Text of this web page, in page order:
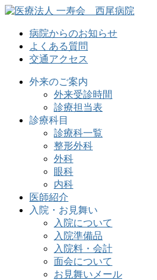
病院からのお知らせ
よくある質問
交通アクセス
外来のご案内
外来受診時間
診療担当表
診療科目
診療科一覧
整形外科
外科
眼科
内科
医師紹介
入院・お見舞い
入院について
入院準備品
入院料・会計
面会について
お見舞いメール